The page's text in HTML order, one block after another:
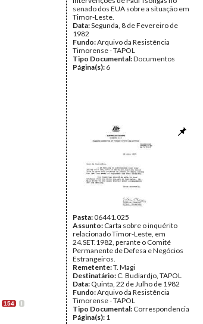
154 I
senado dos EUA sobre a situação em
Timor-Leste.
Data:Segunda, 8 de Fevereiro de
1982
Fundo:Arquivo da Resistência
Timorense - TAPOL
Tipo Documental:Documentos
Página(s): 6
Pasta:06441.025
Assunto: Carta sobre o inquérito
relacionado Timor-Leste, em
24.SET.1982, perante o Comité
Permanente de Defesa e Negócios
Estrangeiros.
Remetente:T. Magi
Destinatário: C. Budiardjo, TAPOL
Data: Quinta, 22 de Julho de 1982
Fundo:Arquivo da Resistência
Timorense - TAPOL
Tipo Documental: Correspondencia
Página(s): 1